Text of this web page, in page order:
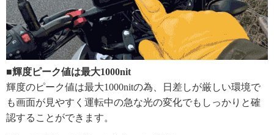
■輝度ピーク値は最大1000nit
輝度のピーク値は最大1000nitの為、日差しが厳しい環境で
も画面が見やすく運転中の急な光の変化でもしっかりと確
認することができます。